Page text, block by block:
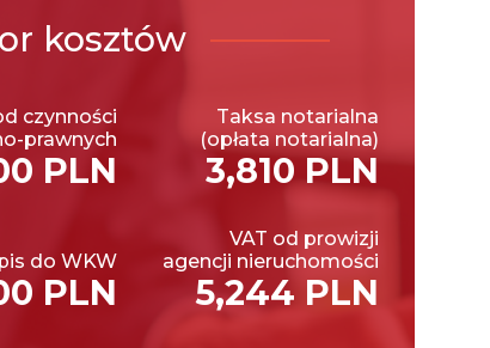
kosztów
czynności
prawnych
PLN
Taksa notarialna
(opłata notarialna)
3,810 PLN
do WKW
PLN
VAT od prowizji
agencji nieruchomości
5,244 PLN